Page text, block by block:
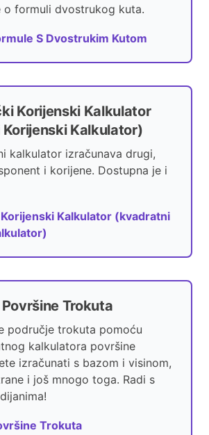
o formuli dvostrukog kuta.
S Dvostrukim Kutom
Korijenski Kalkulator
Kalkulator)
kalkulator izračunava drugi,
i korijene. Dostupna je i
Kalkulator (kvadratni
Trokuta
područje trokuta pomoću
kalkulatora površine
izračunati s bazom i visinom,
i još mnogo toga. Radi s
Trokuta